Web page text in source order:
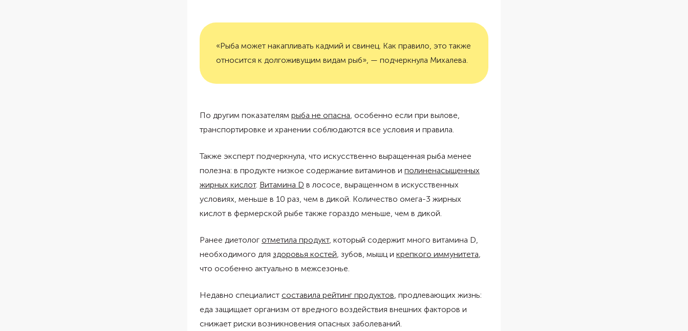
«Рыба может накапливать кадмий и свинец. Как правило, это также
относится к долгоживущим видам рыб», — подчеркнула Михалева.
По другим показателям рыба не опасна, особенно если при вылове,
транспортировке и хранении соблюдаются все условия и правила.
Также эксперт подчеркнула, что искусственно выращенная рыба менее
полезна: в продукте низкое содержание витаминов и полиненасыщенных
жирных кислот. Витамина D в лососе, выращенном в искусственных
условиях, меньше в 10 раз, чем в дикой. Количество омега-3 жирных
кислот в фермерской рыбе также гораздо меньше, чем в дикой.
Ранее диетолог отметила продукт, который содержит много витамина D,
необходимого для здоровья костей, зубов, мышц и крепкого иммунитета,
что особенно актуально в межсезонье.
Недавно специалист составила рейтинг продуктов, продлевающих жизнь:
еда защищает организм от вредного воздействия внешних факторов и
снижает риски возникновения опасных заболеваний.